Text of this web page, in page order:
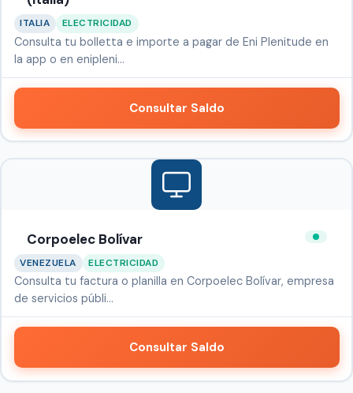
ITALIA ELECTRICIDAD
Consulta tu bolletta e importe a pagar de Eni Plenitude en
la app o en enipleni…
Consultar Saldo
Corpoelec Bolívar
VENEZUELA ELECTRICIDAD
Consulta tu factura o planilla en Corpoelec Bolívar, empresa
de servicios públi…
Consultar Saldo